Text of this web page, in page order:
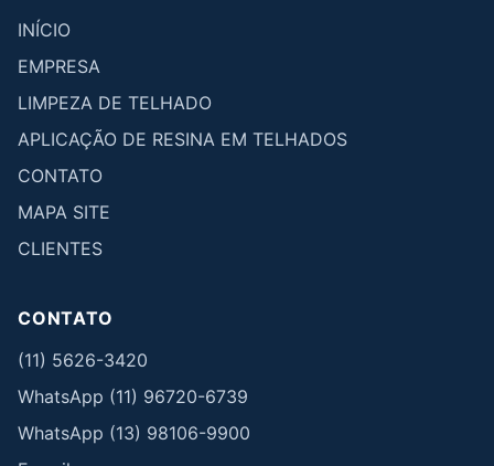
INÍCIO
EMPRESA
LIMPEZA DE TELHADO
APLICAÇÃO DE RESINA EM TELHADOS
CONTATO
MAPA SITE
CLIENTES
CONTATO
(11) 5626-3420
WhatsApp (11) 96720-6739
WhatsApp (13) 98106-9900